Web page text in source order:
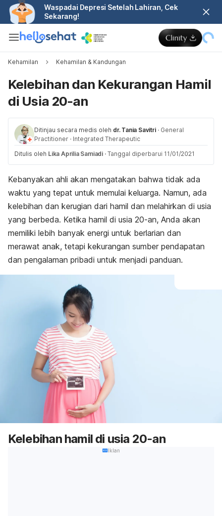
Waspadai Depresi Setelah Lahiran, Cek
Sekarang!
Kehamilan Kehamilan & Kandungan
Kelebihan dan Kekurangan Hamil
di Usia 20-an
Ditinjau secara medis oleh dr. Tania Savitri · General
Practitioner · Integrated Therapeutic
Ditulis oleh Lika Aprilia Samiadi · Tanggal diperbarui 11/01/2021
Kebanyakan ahli akan mengatakan bahwa tidak ada
waktu yang tepat untuk memulai keluarga. Namun, ada
kelebihan dan kerugian dari hamil dan melahirkan di usia
yang berbeda. Ketika hamil di usia 20-an, Anda akan
memiliki lebih banyak energi untuk berlarian dan
merawat anak, tetapi kekurangan sumber pendapatan
dan pengalaman pribadi untuk menjadi panduan.
Kelebihan hamil di usia 20-an
Iklan